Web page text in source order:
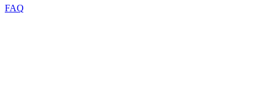
FAQ